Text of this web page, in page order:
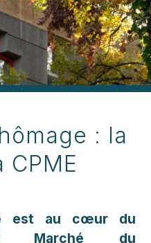
: la
est au cœur du
du